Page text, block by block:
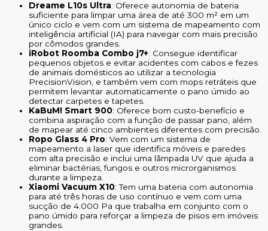
Dreame L10s Ultra: Oferece autonomia de bateria
suficiente para limpar uma área de até 300 m² em um
único ciclo e vem com um sistema de mapeamento com
inteligência artificial (IA) para navegar com mais precisão
por cômodos grandes.
iRobot Roomba Combo j7+: Consegue identificar
pequenos objetos e evitar acidentes com cabos e fezes
de animais domésticos ao utilizar a tecnologia
PrecisionVision, e também vem com mops retráteis que
permitem levantar automaticamente o pano úmido ao
detectar carpetes e tapetes.
KaBuM! Smart 900: Oferece bom custo-benefício e
combina aspiração com a função de passar pano, além
de mapear até cinco ambientes diferentes com precisão.
Ropo Glass 4 Pro: Vem com um sistema de
mapeamento a laser que identifica móveis e paredes
com alta precisão e inclui uma lâmpada UV que ajuda a
eliminar bactérias, fungos e outros microrganismos
durante a limpeza.
Xiaomi Vacuum X10: Tem uma bateria com autonomia
para até três horas de uso contínuo e vem com uma
sucção de 4.000 Pa que trabalha em conjunto com o
pano úmido para reforçar a limpeza de pisos em imóveis
grandes.